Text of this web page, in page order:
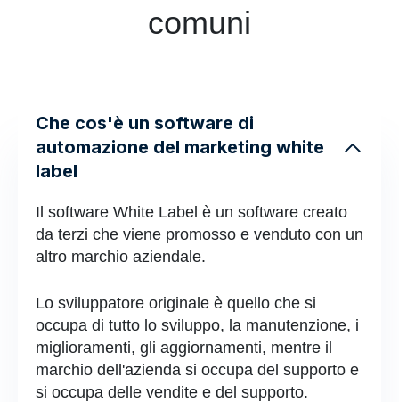
comuni
Che cos'è un software di
automazione del marketing white
label
Il software White Label è un software creato
da terzi che viene promosso e venduto con un
altro marchio aziendale.
Lo sviluppatore originale è quello che si
occupa di tutto lo sviluppo, la manutenzione, i
miglioramenti, gli aggiornamenti, mentre il
marchio dell'azienda si occupa del supporto e
si occupa delle vendite e del supporto.